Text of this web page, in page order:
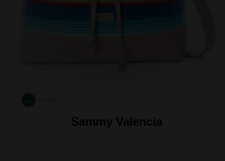
Sammy Valencia